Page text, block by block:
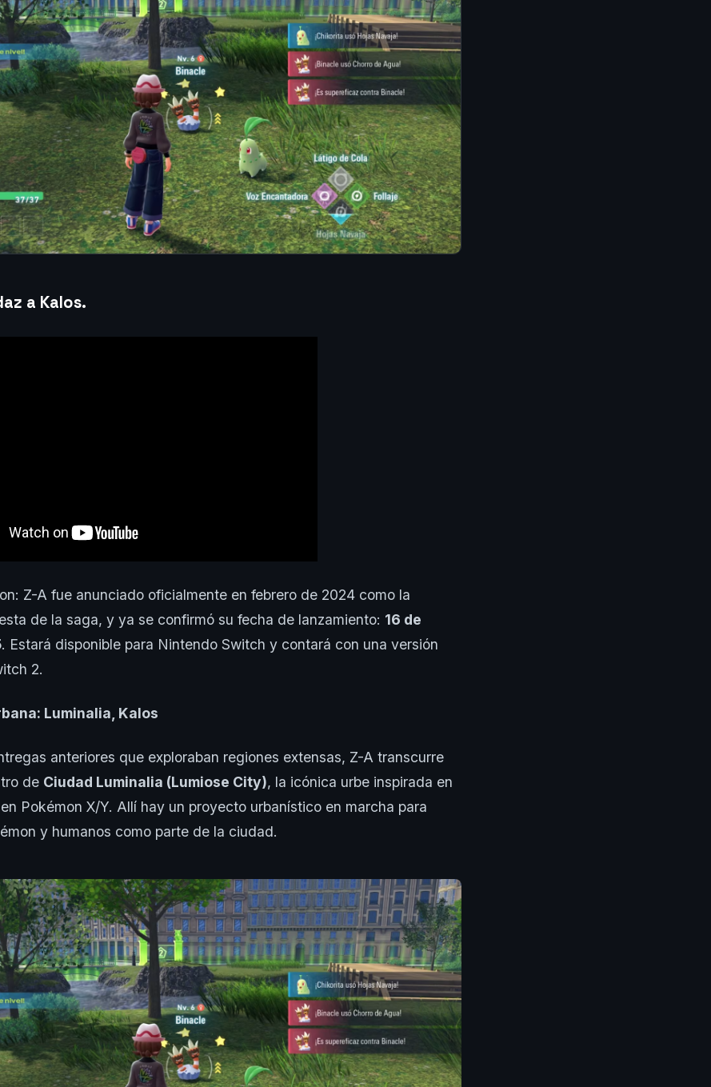
a Kalos.
Z-A fue anunciado oficialmente en febrero de 2024 como la
de la saga, y ya se confirmó su fecha de lanzamiento: 16 de
. Estará disponible para Nintendo Switch y contará con una versión
2.
Luminalia, Kalos
anteriores que exploraban regiones extensas, Z-A transcurre
de Ciudad Luminalia (Lumiose City), la icónica urbe inspirada en
Pokémon X/Y. Allí hay un proyecto urbanístico en marcha para
y humanos como parte de la ciudad.